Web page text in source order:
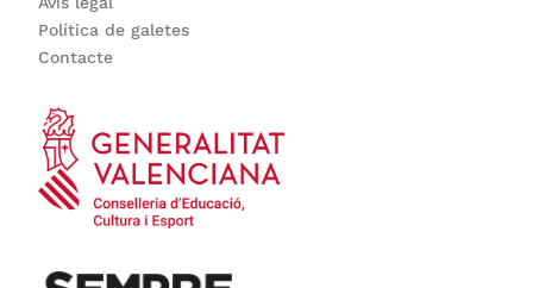
Política de galetes
Contacte